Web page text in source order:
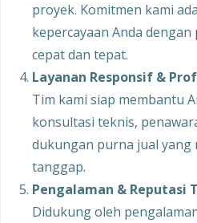
proyek. Komitmen kami
kepercayaan Anda
cepat dan tepat.
Layanan Responsif &
Tim kami siap membantu
konsultasi teknis,
dukungan purna jual yang
tanggap.
Pengalaman & Reputasi
Didukung oleh